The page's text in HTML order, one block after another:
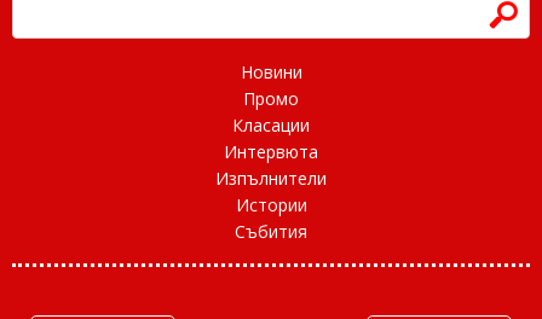
h
Новини
Промо
Класации
Интервюта
Изпълнители
Истории
Събития